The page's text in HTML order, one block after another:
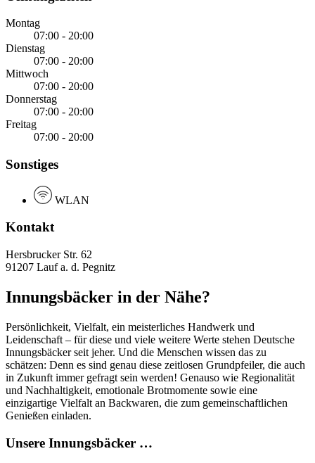
Montag
07:00 - 20:00
Dienstag
07:00 - 20:00
Mittwoch
07:00 - 20:00
Donnerstag
07:00 - 20:00
Freitag
07:00 - 20:00
Sonstiges
WLAN
Kontakt
Hersbrucker Str. 62
91207 Lauf a. d. Pegnitz
Innungsbäcker in der Nähe?
Persönlichkeit, Vielfalt, ein meisterliches Handwerk und
Leidenschaft – für diese und viele weitere Werte stehen Deutsche
Innungsbäcker seit jeher. Und die Menschen wissen das zu
schätzen: Denn es sind genau diese zeitlosen Grundpfeiler, die auch
in Zukunft immer gefragt sein werden! Genauso wie Regionalität
und Nachhaltigkeit, emotionale Brotmomente sowie eine
einzigartige Vielfalt an Backwaren, die zum gemeinschaftlichen
Genießen einladen.
Unsere Innungsbäcker …